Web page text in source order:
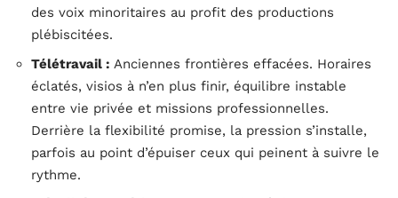
des voix minoritaires au profit des productions
plébiscitées.
Télétravail : Anciennes frontières effacées. Horaires
éclatés, visios à n’en plus finir, équilibre instable
entre vie privée et missions professionnelles.
Derrière la flexibilité promise, la pression s’installe,
parfois au point d’épuiser ceux qui peinent à suivre le
rythme.